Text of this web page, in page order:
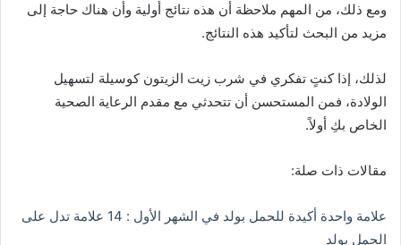
ومع ذلك، من المهم ملاحظة أن هذه نتائج أولية وأن هناك حاجة إلى
مزيد من البحث لتأكيد هذه النتائج.
لذلك، إذا كنتٍ تفكري في شرب زيت الزيتون كوسيلة لتسهيل
الولادة، فمن المستحسن أن تتحدثي مع مقدم الرعاية الصحية
الخاص بكِ أولاً.
مقالات ذات صلة:
علامة واحدة أكيدة للحمل بولد في الشهر الأول : 14 علامة تدل على
الحمل بولد